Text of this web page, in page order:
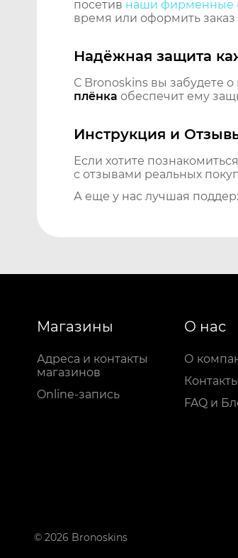
посетив наши фирменные
время или оформить заказ
Надёжная защита
С Bronoskins вы забудете о
плёнка обеспечит ему
Инструкция и
Если хотите
с отзывами реальных
А еще у нас лучшая
Магазины
Адреса и контакты
магазинов
Online-запись
О нас
О
Контакты
FAQ и
© 2026 Bronoskins